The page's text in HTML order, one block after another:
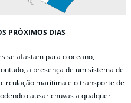
PRÓXIMOS DIAS
se afastam para o oceano,
a presença de um sistema de
marítima e o transporte de
causar chuvas a qualquer